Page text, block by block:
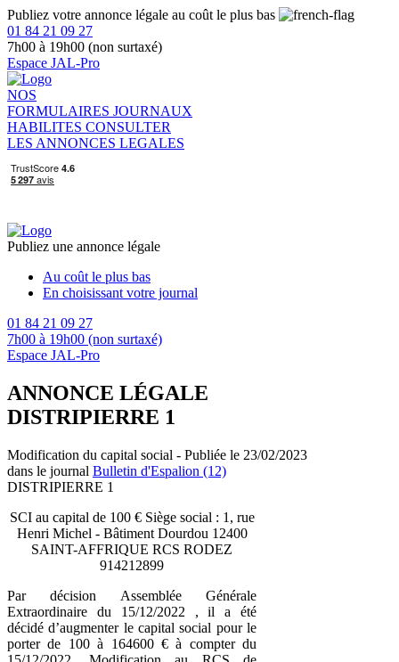
Publiez votre annonce légale au coût le plus bas
01 84 21 09 27
7h00 à 19h00 (non surtaxé)
Espace JAL-Pro
NOS
FORMULAIRES JOURNAUX
HABILITES CONSULTER
LES ANNONCES LEGALES
Publiez une annonce légale
Au coût le plus bas
En choisissant votre journal
01 84 21 09 27
7h00 à 19h00 (non surtaxé)
Espace JAL-Pro
ANNONCE LÉGALE
DISTRIPIERRE 1
Modification du capital social - Publiée le 23/02/2023
dans le journal Bulletin d'Espalion (12)
DISTRIPIERRE 1
SCI au capital de 100 € Siège social : 1, rue
Henri Michel - Bâtiment Dourdou 12400
SAINT-AFFRIQUE RCS RODEZ
914212899
Par décision Assemblée Générale
Extraordinaire du 15/12/2022 , il a été
décidé d’augmenter le capital social pour le
porter de 100 à 164600 € à compter du